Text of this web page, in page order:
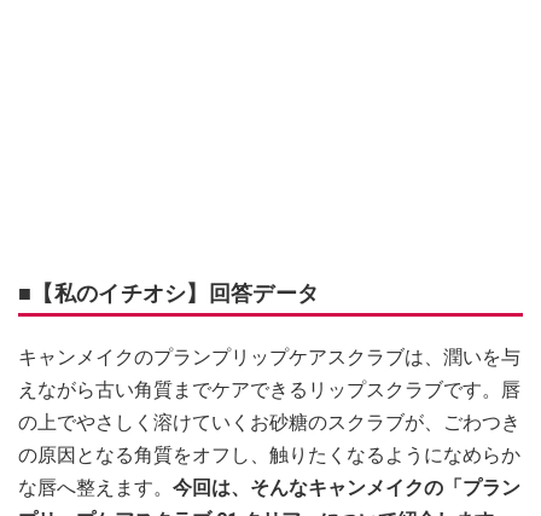
■【私のイチオシ】回答データ
キャンメイクのプランプリップケアスクラブは、潤いを与
えながら古い角質までケアできるリップスクラブです。唇
の上でやさしく溶けていくお砂糖のスクラブが、ごわつき
の原因となる角質をオフし、触りたくなるようになめらか
な唇へ整えます。 今回は、そんなキャンメイクの「プラン